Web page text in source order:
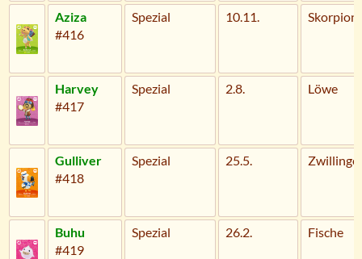
Aziza
#416
Spezial 10.11. Skorpion
Harvey
#417
Spezial 2.8. Löwe
Gulliver
#418
Spezial 25.5. Zwillinge
Buhu
#419
Spezial 26.2. Fische